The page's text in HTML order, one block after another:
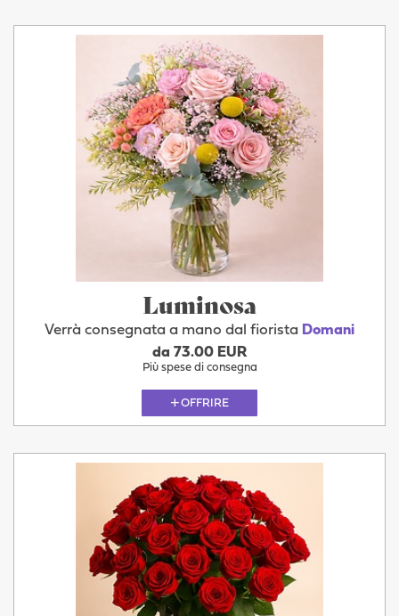
Luminosa
Verrà consegnata a mano dal fiorista Domani
da 73.00 EUR
Più spese di consegna
OFFRIRE